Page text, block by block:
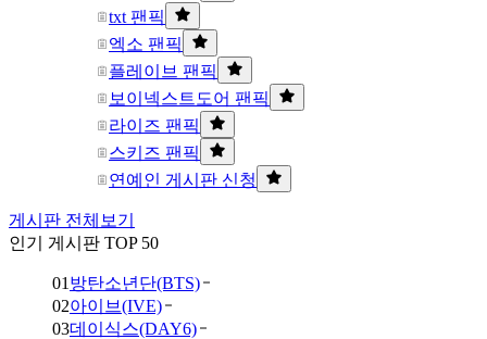
txt 팬픽
엑소 팬픽
플레이브 팬픽
보이넥스트도어 팬픽
라이즈 팬픽
스키즈 팬픽
연예인 게시판 신청
게시판 전체보기
인기 게시판 TOP 50
01 방탄소년단(BTS)
02아이브(IVE)
03데이식스(DAY6)